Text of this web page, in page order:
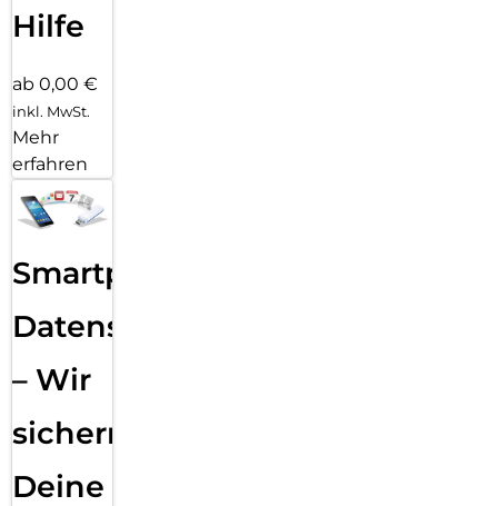
Hilfe
ab 0,00 €
inkl. MwSt.
Mehr
erfahren
Smartphone
Datensicherung
– Wir
sichern
Deine